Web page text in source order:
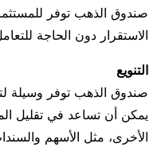
صندوق الذهب توفر
الاستقرار دون الحاجة
التنويع
صندوق الذهب توفر وسيلة
يمكن أن تساعد في تقليل
الأخرى، مثل الأسهم